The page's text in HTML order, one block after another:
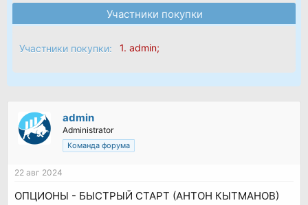
Участники покупки
Участники покупки: 1. admin;
admin
Administrator
Команда форума
22 авг 2024
ОПЦИОНЫ - БЫСТРЫЙ СТАРТ (АНТОН КЫТМАНОВ)